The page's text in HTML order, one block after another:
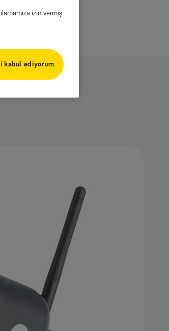
izin vermiş
kabul ediyorum